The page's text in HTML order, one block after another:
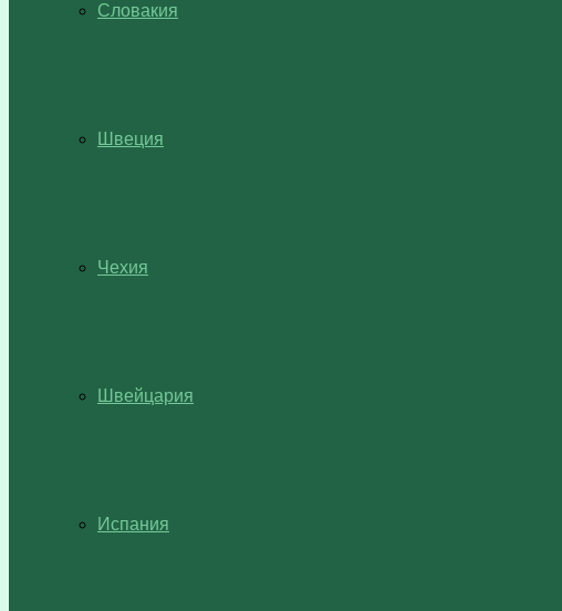
Словакия
Швеция
Чехия
Швейцария
Испания